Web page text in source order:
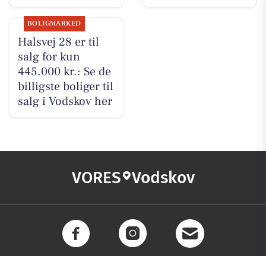
BOLIGMARKED
Halsvej 28 er til
salg for kun
445.000 kr.: Se de
billigste boliger til
salg i Vodskov her
VORES Vodskov